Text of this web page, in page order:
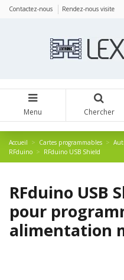
Contactez-nous Rendez-nous visite
Menu Chercher
Accueil Cartes programmables
RFduino
RFduino USB Shield
RFduino USB
pour
alimentation
Panneau de gestion des cookies